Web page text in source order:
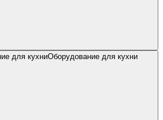
Оборудование для кухни